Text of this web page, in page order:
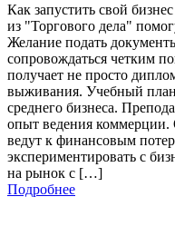
Как запустить свой
из "Торгового дела"
Желание подать
сопровождаться четким
получает не просто
выживания. Учебный
среднего бизнеса.
опыт ведения
ведут к финансовым
экспериментировать с
на рынок с […]
Подробнее